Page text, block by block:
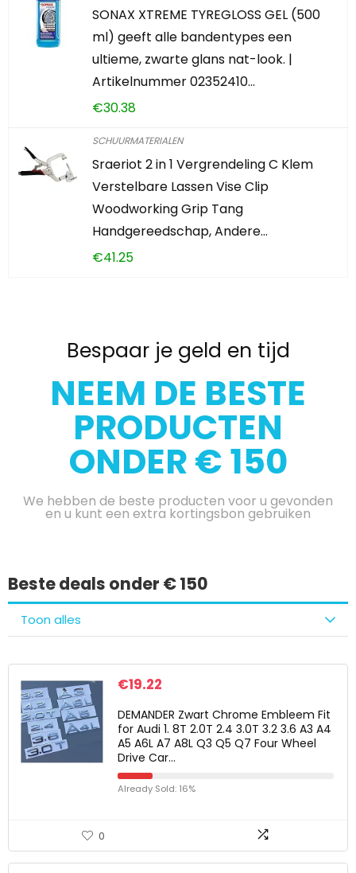
SONAX XTREME TYREGLOSS GEL (500
ml) geeft alle bandentypes een
ultieme, zwarte glans nat-look. |
Artikelnummer 02352410…
€30.38
SCHUURMATERIALEN
Sraeriot 2 in 1 Vergrendeling C Klem
Verstelbare Lassen Vise Clip
Woodworking Grip Tang
Handgereedschap, Andere…
€41.25
Bespaar je geld en tijd
NEEM DE BESTE
PRODUCTEN
ONDER € 150
We hebben de beste producten voor u gevonden
en u kunt een extra kortingsbon gebruiken
Beste deals onder € 150
Toon alles
€19.22
DEMANDER Zwart Chrome Embleem Fit
for Audi 1. 8T 2.0T 2.4 3.0T 3.2 3.6 A3 A4
A5 A6L A7 A8L Q3 Q5 Q7 Four Wheel
Drive Car…
Already Sold: 16%
0